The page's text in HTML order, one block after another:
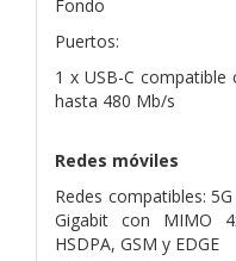
Fondo
Puertos:
1 x USB-C compatible
hasta 480 Mb/s
Redes móviles
Redes compatibles:
Gigabit con MIMO
HSDPA, GSM y EDGE